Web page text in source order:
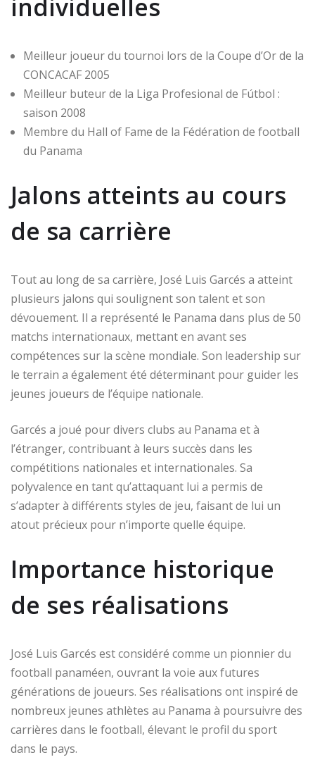
individuelles
Meilleur joueur du tournoi lors de la Coupe d’Or de la
CONCACAF 2005
Meilleur buteur de la Liga Profesional de Fútbol :
saison 2008
Membre du Hall of Fame de la Fédération de football
du Panama
Jalons atteints au cours
de sa carrière
Tout au long de sa carrière, José Luis Garcés a atteint
plusieurs jalons qui soulignent son talent et son
dévouement. Il a représenté le Panama dans plus de 50
matchs internationaux, mettant en avant ses
compétences sur la scène mondiale. Son leadership sur
le terrain a également été déterminant pour guider les
jeunes joueurs de l’équipe nationale.
Garcés a joué pour divers clubs au Panama et à
l’étranger, contribuant à leurs succès dans les
compétitions nationales et internationales. Sa
polyvalence en tant qu’attaquant lui a permis de
s’adapter à différents styles de jeu, faisant de lui un
atout précieux pour n’importe quelle équipe.
Importance historique
de ses réalisations
José Luis Garcés est considéré comme un pionnier du
football panaméen, ouvrant la voie aux futures
générations de joueurs. Ses réalisations ont inspiré de
nombreux jeunes athlètes au Panama à poursuivre des
carrières dans le football, élevant le profil du sport
dans le pays.